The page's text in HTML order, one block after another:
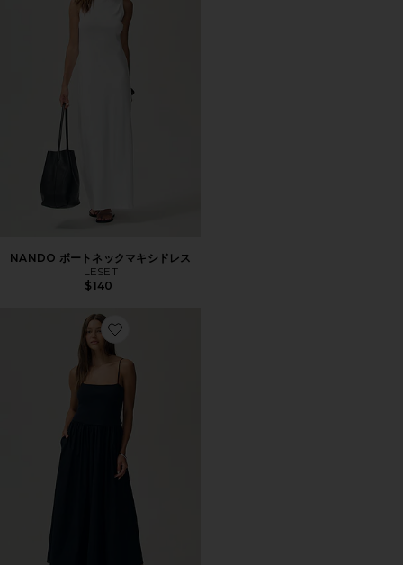
NANDO ボートネックマキシドレス
LESET
$140
Favorite THE CAMI RSVP ドレス